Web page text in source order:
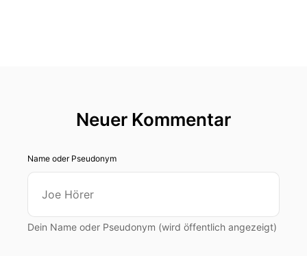
Neuer Kommentar
Name oder Pseudonym
Dein Name oder Pseudonym (wird öffentlich angezeigt)